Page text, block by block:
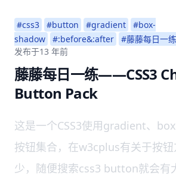
#css3 #button #gradient
#box-
shadow
#:before&:after
#藤藤每日一练
发布于13 年前
藤藤每日一练——CSS3
Button Pack
这是一个CSS3使用gradient、
按钮集合，在w3cplus有关于按
少，随便搜索css3 button就会有